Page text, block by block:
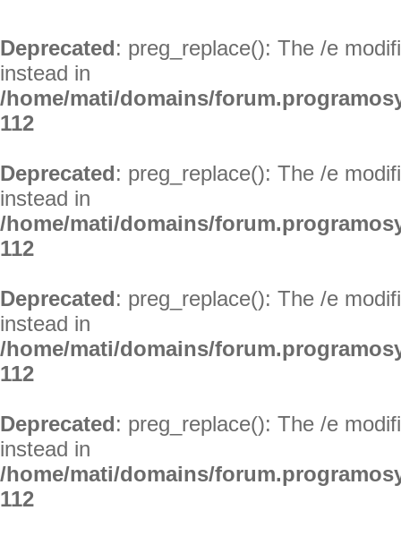
Deprecated: preg_replace(): The /e
instead in
/home/mati/domains/
112
Deprecated: preg_replace(): The /e
instead in
/home/mati/domains/
112
Deprecated: preg_replace(): The /e
instead in
/home/mati/domains/
112
Deprecated: preg_replace(): The /e
instead in
/home/mati/domains/
112